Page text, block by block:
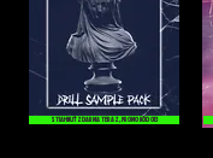
STIAHNUŤ ZDARMA TERAZ, PROMO KÓD 013